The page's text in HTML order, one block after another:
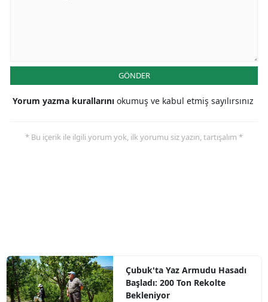
GÖNDER
Yorum yazma kurallarını okumuş ve kabul etmiş sayılırsınız
* Bu içerik ile ilgili yorum yok, ilk yorumu siz yazın, tartışalım *
Çubuk'ta Yaz Armudu Hasadı
Başladı: 200 Ton Rekolte
Bekleniyor